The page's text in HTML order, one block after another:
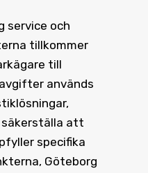
service och
tillkommer
till
används
att
specifika
Göteborg